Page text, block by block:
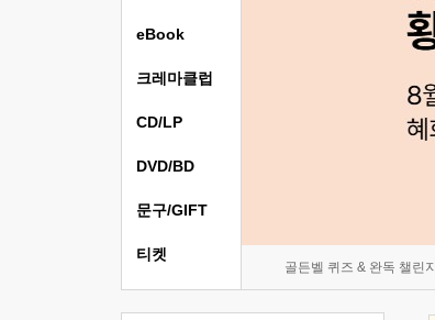
골든벨 퀴즈 & 완독 챌린지
eBook
크레마클럽
CD/LP
DVD/BD
문구/GIFT
티켓